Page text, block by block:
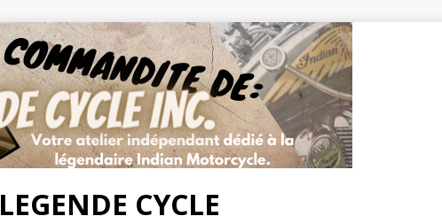
CYCLE